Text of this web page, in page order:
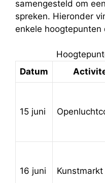
samengesteld om
spreken. Hieronder
enkele hoogtepunten
Datum
15 juni
16 juni Kunstmarkt